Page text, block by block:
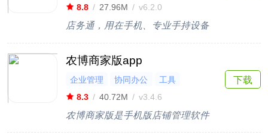
8.8 / 27.96M / v6.2.0
店务通，用在手机、专业手持设备
农博商家版app
企业管理 协同办公
工具
8.3 / 40.72M / v3.4.6
农博商家版是手机版店铺管理软件
下载